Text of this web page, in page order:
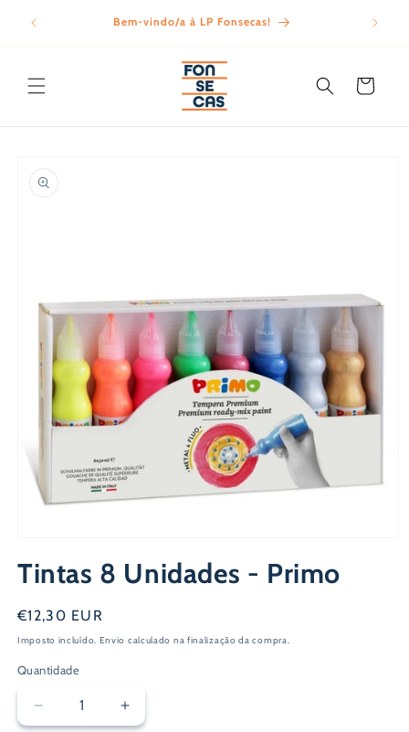
para o
Bem-vindo/a à LP Fonsecas!
Carrinho
informação
do produto
multimédia
1
modal
Tintas 8 Unidades - Primo
Preço
normal
€12,30 EUR
Imposto incluído. Envio calculado na finalização da compra.
Quantidade
Diminuir
Aumentar